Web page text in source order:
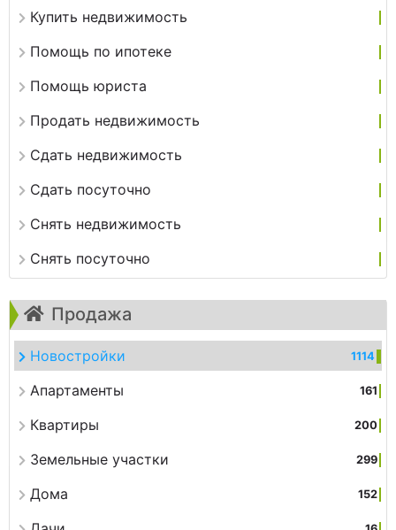
Купить недвижимость
Помощь по ипотеке
Помощь юриста
Продать недвижимость
Сдать недвижимость
Сдать посуточно
Снять недвижимость
Снять посуточно
Продажа
Новостройки 1114
Апартаменты 161
Квартиры 200
Земельные участки 299
Дома 152